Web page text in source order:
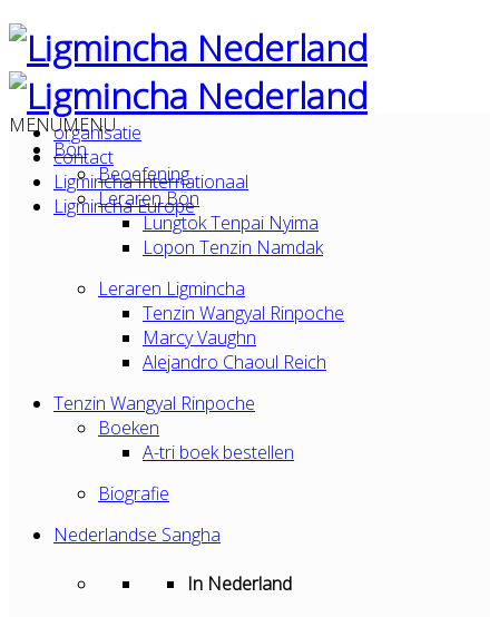
organisatie
contact
Ligmincha Internationaal
Ligmincha Europe
MENUMENU
Bön
Beoefening
Leraren Bön
Lungtok Tenpai Nyima
Lopon Tenzin Namdak
Leraren Ligmincha
Tenzin Wangyal Rinpoche
Marcy Vaughn
Alejandro Chaoul Reich
Tenzin Wangyal Rinpoche
Boeken
A-tri boek bestellen
Biografie
Nederlandse Sangha
In Nederland